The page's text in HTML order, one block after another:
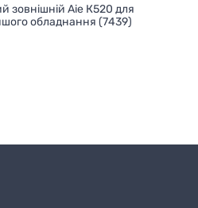
зовнішній Aie К520 для
обладнання (7439)